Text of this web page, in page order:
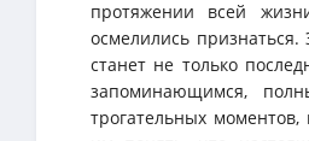
протяжении всей
осмелились признаться.
станет не только
запоминающимся,
трогательных моментов,